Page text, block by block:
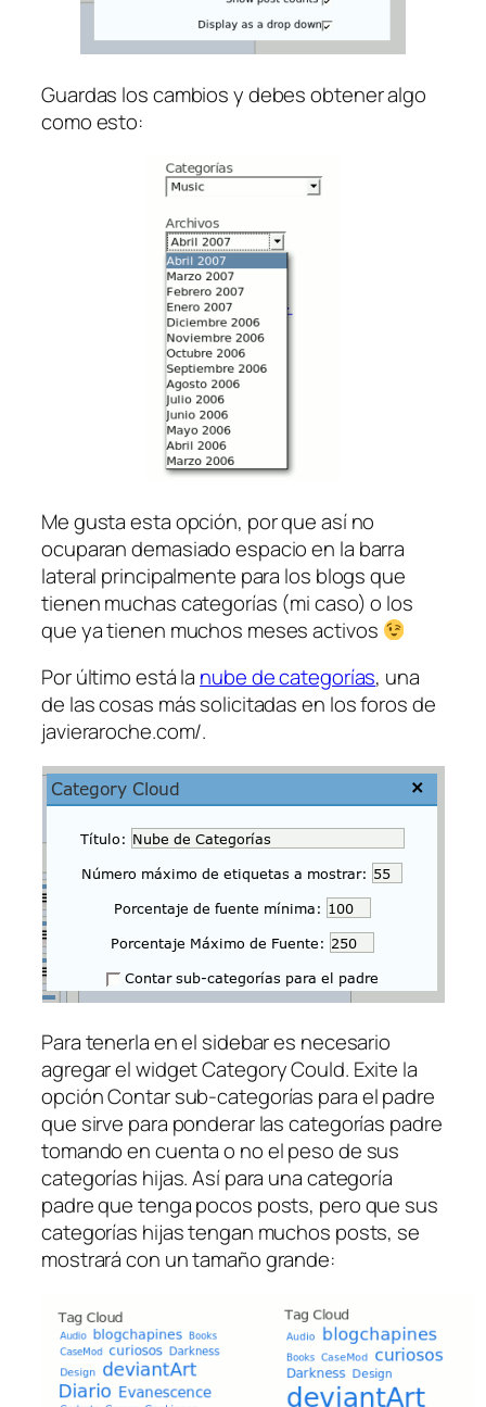
Guardas los cambios y debes obtener algo
como esto:
Me gusta esta opción, por que así no
ocuparan demasiado espacio en la barra
lateral principalmente para los blogs que
tienen muchas categorías (mi caso) o los
que ya tienen muchos meses activos
Por último está la nube de categorías, una
de las cosas más solicitadas en los foros de
javieraroche.com/.
Para tenerla en el sidebar es necesario
agregar el widgetCategory Could. Exite la
opciónContar sub-categorías para el padre
que sirve para ponderar las categorías padre
tomando en cuenta o no el peso de sus
categorías hijas. Así para una categoría
padre que tenga pocos posts, pero que sus
categorías hijas tengan muchos posts, se
mostrará con un tamaño grande: